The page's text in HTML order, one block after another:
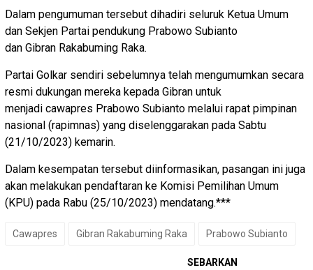
Dalam pengumuman tersebut dihadiri seluruk Ketua Umum
dan Sekjen Partai pendukung Prabowo Subianto
dan Gibran Rakabuming Raka.
Partai Golkar sendiri sebelumnya telah mengumumkan secara
resmi dukungan mereka kepada Gibran untuk
menjadi cawapres Prabowo Subianto melalui rapat pimpinan
nasional (rapimnas) yang diselenggarakan pada Sabtu
(21/10/2023) kemarin.
Dalam kesempatan tersebut diinformasikan, pasangan ini juga
akan melakukan pendaftaran ke Komisi Pemilihan Umum
(KPU) pada Rabu (25/10/2023) mendatang.***
Cawapres Gibran Rakabuming Raka Prabowo Subianto
SEBARKAN